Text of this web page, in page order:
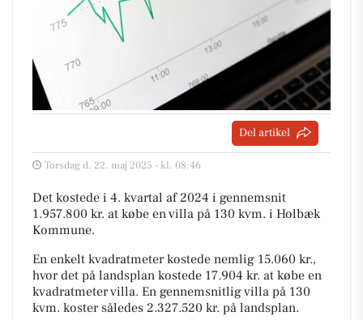
Del artikel
Torsdag d. 22. maj 2025 - kl. 08:46
Det kostede i 4. kvartal af 2024 i gennemsnit
1.957.800 kr. at købe en villa på 130 kvm. i Holbæk
Kommune.
En enkelt kvadratmeter kostede nemlig 15.060 kr.,
hvor det på landsplan kostede 17.904 kr. at købe en
kvadratmeter villa. En gennemsnitlig villa på 130
kvm. koster således 2.327.520 kr. på landsplan.